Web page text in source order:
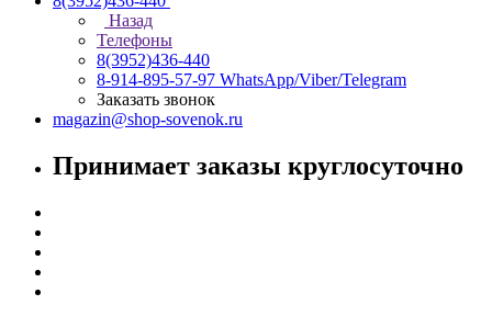
Назад
Телефоны
8(3952)436-440
8-914-895-57-97 WhatsApp/Viber/Telegram
Заказать звонок
magazin@shop-sovenok.ru
Принимает заказы круглосуточно